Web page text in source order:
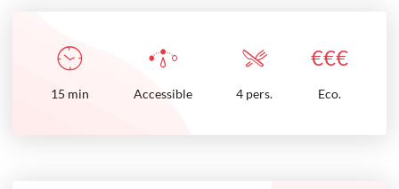
€€€
15 min Accessible 4 pers. Eco.